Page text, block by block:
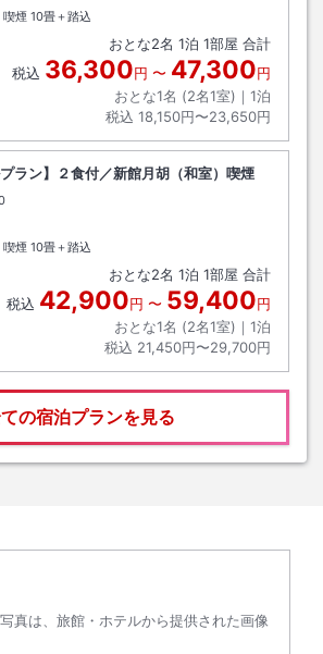
喫煙 10畳＋踏込
おとな2名 1泊 1部屋 合計
税込 36,300円 〜 47,300円
おとな1名 (2名1室)｜ 1泊
税込 18,150円〜23,650円
ラン】２食付／新館月胡（和室）喫煙
クアウト
喫煙 10畳＋踏込
おとな2名 1泊 1部屋 合計
税込 42,900円 〜 59,400円
おとな1名 (2名1室)｜ 1泊
税込 21,450円〜29,700円
の宿泊プランを見る
真は、旅館・ホテルから提供された画像